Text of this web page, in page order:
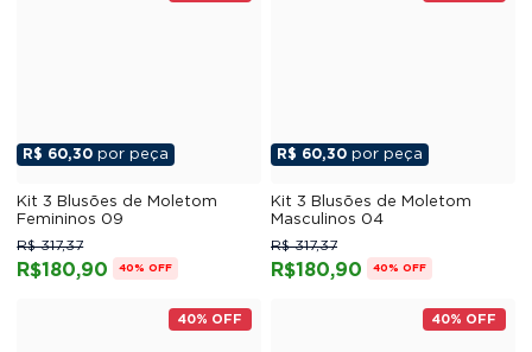
R$ 60,30 por peça
Kit 3 Blusões de Moletom
Femininos 09
R$180,90
R$ 317,37
40% OFF
R$ 60,30 por peça
Kit 3 Blusões de Moletom
Masculinos 04
R$180,90
R$ 317,37
40% OFF
40% OFF 40% OFF